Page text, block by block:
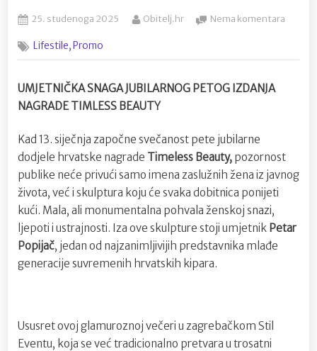
Posted
25. studenoga 2025 By
Obitelj.hr Nema komentara
Popijač
koja
ženu
Lifestile,Promo
UMJETNIČKA SNAGA JUBILARNOG PETOG IZDANJA
NAGRADE TIMLESS BEAUTY
Kad 13. siječnja započne svečanost pete jubilarne
dodjele hrvatske nagrade Timeless Beauty, pozornost
publike neće privući samo imena zaslužnih žena iz javnog
života, već i skulptura koju će svaka dobitnica ponijeti
kući. Mala, ali monumentalna pohvala ženskoj snazi,
ljepoti i ustrajnosti. Iza ove skulpture stoji umjetnik Petar
Popijač, jedan od najzanimljivijih predstavnika mlađe
generacije suvremenih hrvatskih kipara.
Ususret ovoj glamuroznoj večeri u zagrebačkom Stil
Eventu, koja se već tradicionalno pretvara u trosatni